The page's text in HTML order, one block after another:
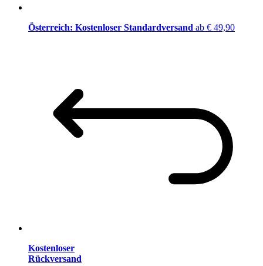
Österreich: Kostenloser Standardversand ab € 49,90
Kostenloser
Rückversand